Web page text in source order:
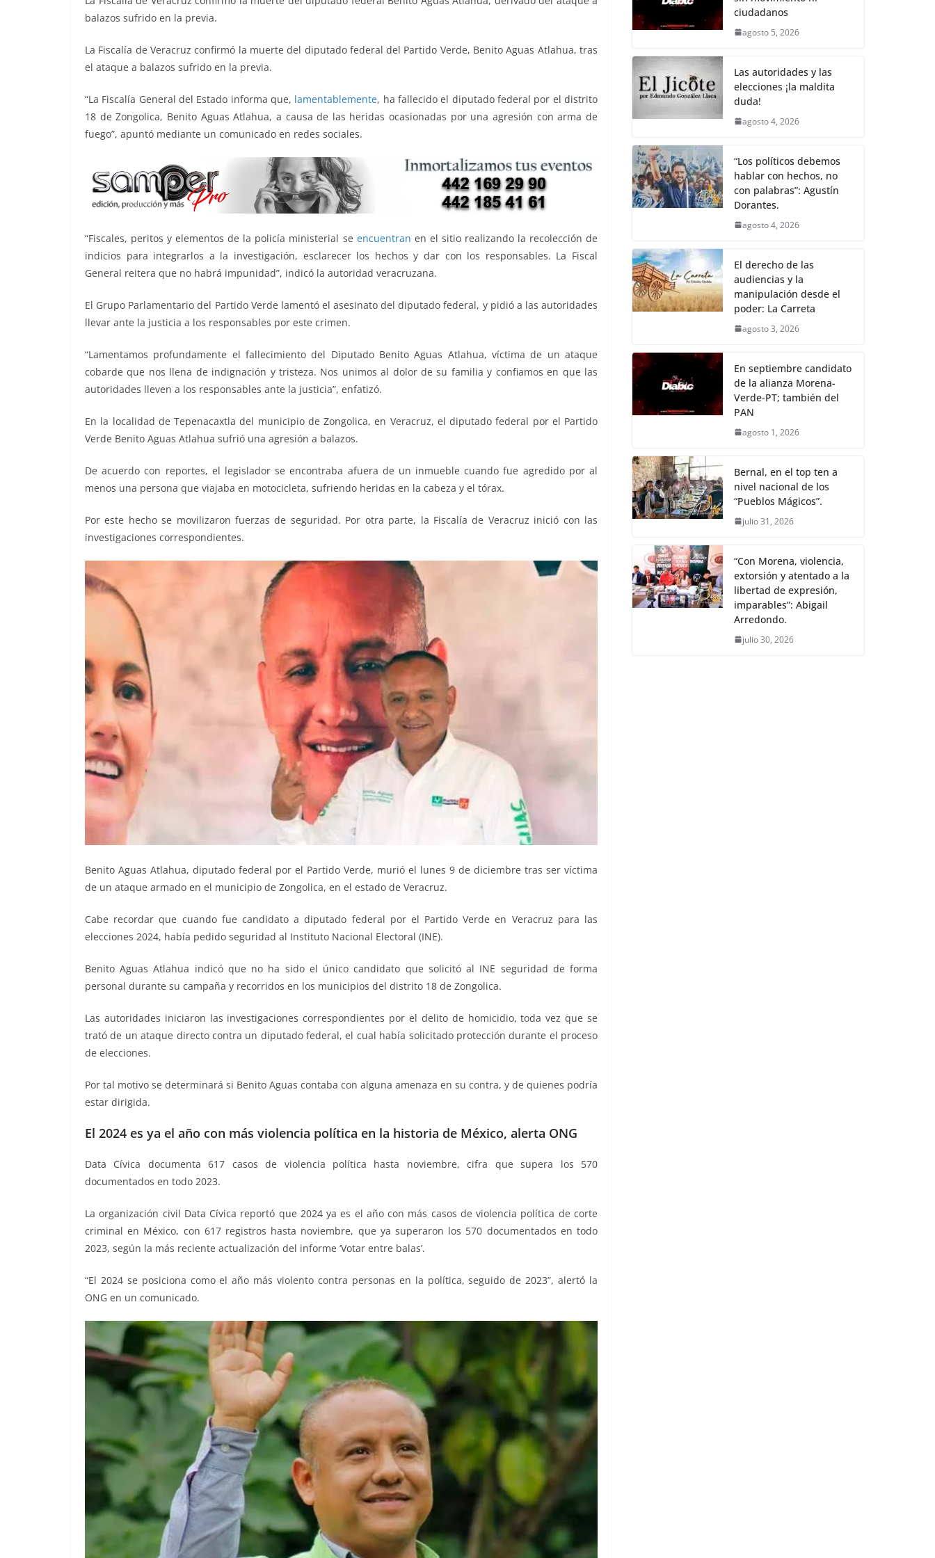
b
o
o
t
e
r
l s
p
L
n
r
a
m
balazos sufrido en la previa.
La Fiscalía de Veracruz confirmó la muerte del diputado federal del Partido Verde, Benito Aguas Atlahua, tras
el ataque a balazos sufrido en la previa.
“La Fiscalía General del Estado informa que, lamentablemente, ha fallecido el diputado federal por el distrito
18 de Zongolica, Benito Aguas Atlahua, a causa de las heridas ocasionadas por una agresión con arma de
fuego”, apuntó mediante un comunicado en redes sociales.
“Fiscales, peritos y elementos de la policía ministerial se encuentran en el sitio realizando la recolección de
indicios para integrarlos a la investigación, esclarecer los hechos y dar con los responsables. La Fiscal
General reitera que no habrá impunidad”, indicó la autoridad veracruzana.
El Grupo Parlamentario del Partido Verde lamentó el asesinato del diputado federal, y pidió a las autoridades
llevar ante la justicia a los responsables por este crimen.
“Lamentamos profundamente el fallecimiento del Diputado Benito Aguas Atlahua, víctima de un ataque
cobarde que nos llena de indignación y tristeza. Nos unimos al dolor de su familia y confiamos en que las
autoridades lleven a los responsables ante la justicia”, enfatizó.
En la localidad de Tepenacaxtla del municipio de Zongolica, en Veracruz, el diputado federal por el Partido
Verde Benito Aguas Atlahua sufrió una agresión a balazos.
De acuerdo con reportes, el legislador se encontraba afuera de un inmueble cuando fue agredido por al
menos una persona que viajaba en motocicleta, sufriendo heridas en la cabeza y el tórax.
Por este hecho se movilizaron fuerzas de seguridad. Por otra parte, la Fiscalía de Veracruz inició con las
investigaciones correspondientes.
Benito Aguas Atlahua, diputado federal por el Partido Verde, murió el lunes 9 de diciembre tras ser víctima
de un ataque armado en el municipio de Zongolica, en el estado de Veracruz.
Cabe recordar que cuando fue candidato a diputado federal por el Partido Verde en Veracruz para las
elecciones 2024, había pedido seguridad al Instituto Nacional Electoral (INE).
Benito Aguas Atlahua indicó que no ha sido el único candidato que solicitó al INE seguridad de forma
personal durante su campaña y recorridos en los municipios del distrito 18 de Zongolica.
Las autoridades iniciaron las investigaciones correspondientes por el delito de homicidio, toda vez que se
trató de un ataque directo contra un diputado federal, el cual había solicitado protección durante el proceso
de elecciones.
Por tal motivo se determinará si Benito Aguas contaba con alguna amenaza en su contra, y de quienes podría
estar dirigida.
El 2024 es ya el año con más violencia política en la historia de México, alerta ONG
Data Cívica documenta 617 casos de violencia política hasta noviembre, cifra que supera los 570
documentados en todo 2023.
La organización civil Data Cívica reportó que 2024 ya es el año con más casos de violencia política de corte
criminal en México, con 617 registros hasta noviembre, que ya superaron los 570 documentados en todo
2023, según la más reciente actualización del informe ‘Votar entre balas’.
“El 2024 se posiciona como el año más violento contra personas en la política, seguido de 2023”, alertó la
ONG en un comunicado.
b
o
o
k
t
t
e
r
i
l
t
s
p
p
y
L
n
k
e
g
a
m
ciudadanos
agosto 5, 2026
Las autoridades y las
elecciones ¡la maldita
duda!
agosto 4, 2026
“Los políticos debemos
hablar con hechos, no
con palabras”: Agustín
Dorantes.
agosto 4, 2026
El derecho de las
audiencias y la
manipulación desde el
poder: La Carreta
agosto 3, 2026
En septiembre candidato
de la alianza Morena-
Verde-PT; también del
PAN
agosto 1, 2026
Bernal, en el top ten a
nivel nacional de los
“Pueblos Mágicos”.
julio 31, 2026
“Con Morena, violencia,
extorsión y atentado a la
libertad de expresión,
imparables”: Abigail
Arredondo.
julio 30, 2026